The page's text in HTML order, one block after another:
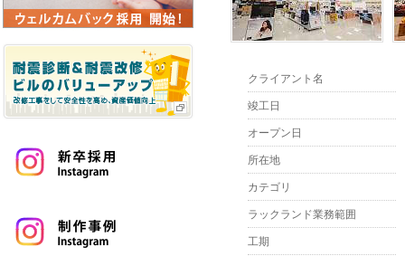
クライアント名
竣工日
オープン日
所在地
カテゴリ
ラックランド業務範囲
工期